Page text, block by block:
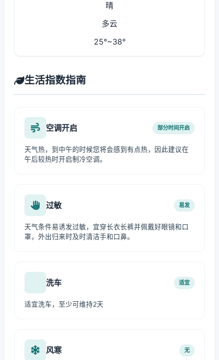
晴
多云
25°~38°
生活指数指南
空调开启 部分时间开启
天气热，到中午的时候您将会感到有点热，因此建议在
午后较热时开启制冷空调。
过敏 易发
天气条件易诱发过敏，宜穿长衣长裤并佩戴好眼镜和口
罩，外出归来时及时清洁手和口鼻。
洗车 适宜
适宜洗车，至少可维持2天
风寒 无